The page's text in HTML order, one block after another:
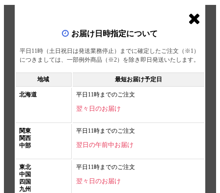
お届け日時指定について
平日11時（土日祝日は発送業務停止）までに確定したご注文（※1）
につきましては、一部例外商品（※2）を除き即日発送いたします。
地域 最短お届け予定日
北海道 平日11時までのご注文
翌々日のお届け
関東
関西
中部
平日11時までのご注文
翌日の午前中お届け
東北
中国
四国
九州
平日11時までのご注文
翌々日のお届け